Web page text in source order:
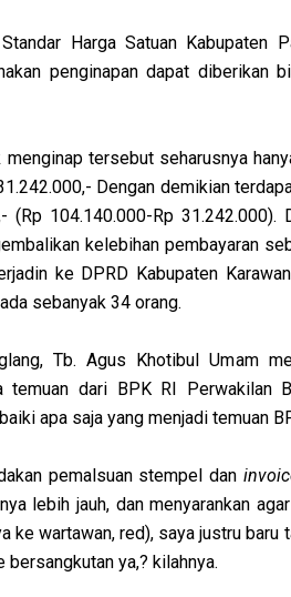
Harga Satuan Kabupaten
penginapan dapat diberikan
tersebut seharusnya
Dengan demikian
(Rp 104.140.000-Rp 31.242.000).
kelebihan pembayaran
ke DPRD Kabupaten
sebanyak 34 orang.
Tb. Agus Khotibul Umam
temuan dari BPK RI Perwakilan
apa saja yang menjadi temuan
pemalsuan stempel dan
lebih jauh, dan menyarankan
ke wartawan, red), saya justru baru
bersangkutan ya,? kilahnya.